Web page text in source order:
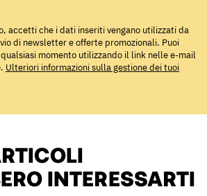
accetti che i dati inseriti vengano utilizzati da
di newsletter e offerte promozionali. Puoi
momento utilizzando il link nelle e-mail
Ulteriori informazioni sulla gestione dei tuoi
INTERESSARTI